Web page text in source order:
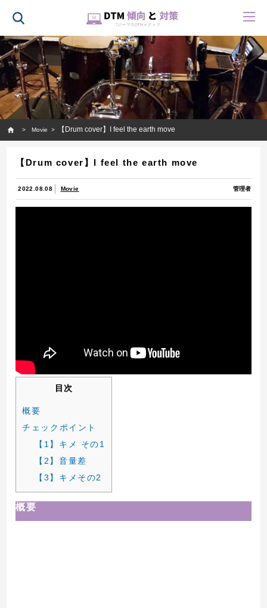
Movie
【Drum cover】I feel the earth move
【Drum cover】I feel the earth move
2022.08.08 Movie 管理者
目次
概要
チェックポイント
【1】キメ その1
【2】音量差
【3】キメその2
概要